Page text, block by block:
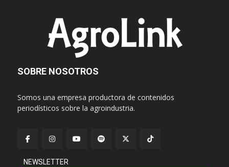
SOBRE NOSOTROS
Somos una empresa productora de contenidos
periodísticos sobre la agroindustria.
NEWSLETTER